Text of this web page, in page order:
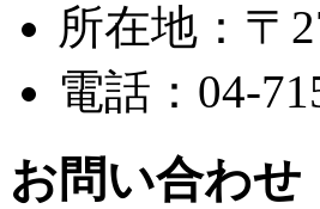
所在地：〒
電話：04-
お問い合わせ